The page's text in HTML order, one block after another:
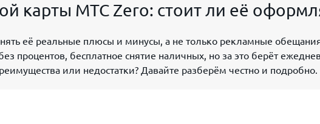
карты МТС Zero: стоит ли её
её реальные плюсы и минусы, а не только рекламные
процентов, бесплатное снятие наличных, но за это берёт
или недостатки? Давайте разберём честно и подробно.